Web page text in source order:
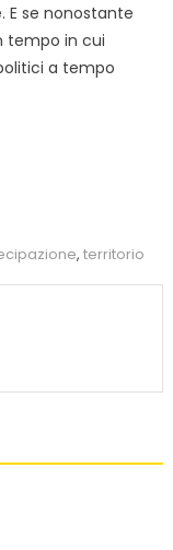
E se nonostante
tempo in cui
a tempo
, territorio